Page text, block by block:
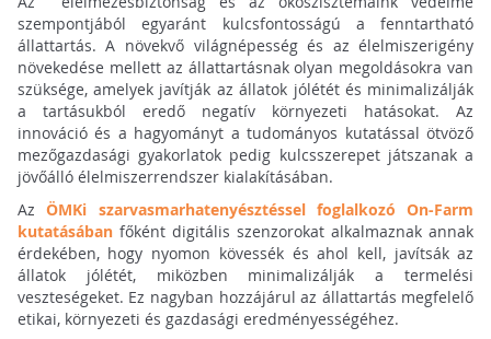
szempontjából egyaránt kulcsfontosságú a fenntartható
állattartás. A növekvő világnépesség és az élelmiszerigény
növekedése mellett az állattartásnak olyan megoldásokra van
szüksége, amelyek javítják az állatok jólétét és minimalizálják
a tartásukból eredő negatív környezeti hatásokat. Az
innováció és a hagyományt a tudományos kutatással ötvöző
mezőgazdasági gyakorlatok pedig kulcsszerepet játszanak a
jövőálló élelmiszerrendszer kialakításában.
AzÖMKi szarvasmarhatenyésztéssel foglalkozó On-Farm
kutatásábanfőként digitális szenzorokat alkalmaznak annak
érdekében, hogy nyomon kövessék és ahol kell, javítsák az
állatok jólétét, miközben minimalizálják a termelési
veszteségeket. Ez nagyban hozzájárul az állattartás megfelelő
etikai, környezeti és gazdasági eredményességéhez.